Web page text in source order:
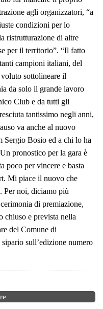
agli organizzatori, “a
condizioni per lo
ristrutturazione di altre
per il territorio”. “Il fatto
campioni italiani, del
voluto sottolineare il
da solo il grande lavoro
Club e da tutti gli
tantissimo negli anni,
va anche al nuovo
Sergio Bosio ed a chi lo ha
pronostico per la gara è
poco per vincere e basta
Mi piace il nuovo che
Per noi, diciamo più
di premiazione,
chiuso e prevista nella
del Comune di
sull’edizione numero